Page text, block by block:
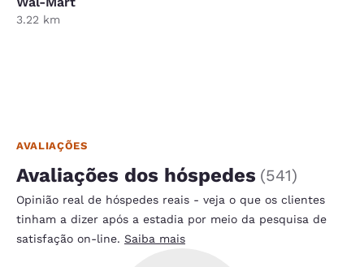
3.22 km
AVALIAÇÕES
Avaliações dos hóspedes (541)
Opinião real de hóspedes reais - veja o que os clientes
tinham a dizer após a estadia por meio da pesquisa de
satisfação on-line. Saiba mais